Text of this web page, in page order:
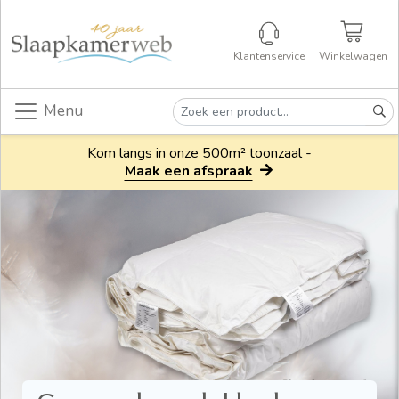
Klantenservice Winkelwagen
Menu
Kom langs in onze 500m² toonzaal -
Maak een afspraak